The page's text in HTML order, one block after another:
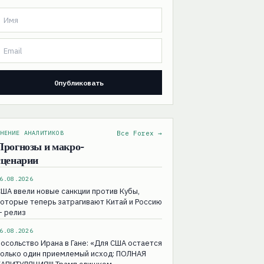
АНАЛИТИКОВ
и макро-
Все Forex →
ввели новые санкции против Кубы,
теперь затрагивают Китай и Россию
релиз
Ирана в Гане: «Для США остаeтся
один приемлемый исход: ПОЛНАЯ